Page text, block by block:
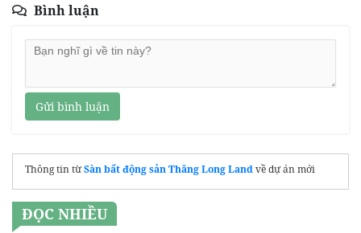
Bình luận
Gửi bình luận
Thông tin từSàn bất động sản Thăng Long Landvề dự án mới
ĐỌC NHIỀU